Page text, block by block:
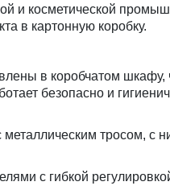
и косметической
в картонную коробку.
в коробчатом шкафу,
безопасно и
тросом, с
с гибкой